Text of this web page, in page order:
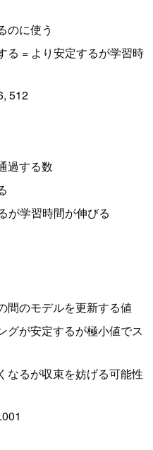
のに使う
る = より安定するが学習時
512
過する数
が学習時間が伸びる
間のモデルを更新する値
グが安定するが極小値でス
なるが収束を妨げる可能性